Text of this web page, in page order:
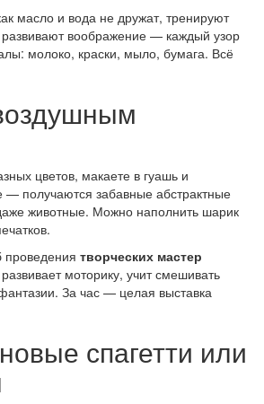
масло и вода не дружат, тренируют
развивают воображение — каждый узор
молоко, краски, мыло, бумага. Всё
цветов, макаете в гуашь и
— получаются забавные абстрактные
животные. Можно наполнить шарик
проведения творческих мастер
моторику, учит смешивать
За час — целая выставка
спагетти или